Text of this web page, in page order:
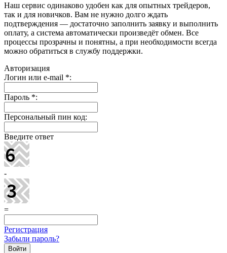
Наш сервис одинаково удобен как для опытных трейдеров,
так и для новичков. Вам не нужно долго ждать
подтверждения — достаточно заполнить заявку и выполнить
оплату, а система автоматически произведёт обмен. Все
процессы прозрачны и понятны, а при необходимости всегда
можно обратиться в службу поддержки.
Авторизация
Логин или e-mail *:
Пароль *:
Персональный пин код:
Введите ответ
-
=
Регистрация
Забыли пароль?